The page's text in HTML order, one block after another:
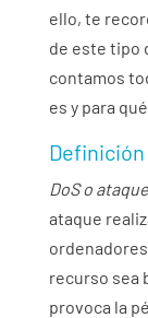
ello, te
de este tipo
contamos
es y para
Definición
DoS o
ataque
recurso sea
provoca la